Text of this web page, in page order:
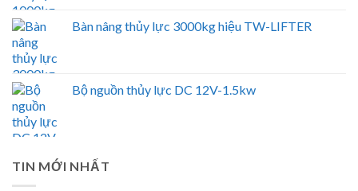
Bàn nâng thủy lực 3000kg hiệu TW-LIFTER
Bộ nguồn thủy lực DC 12V-1.5kw
TIN MỚI NHẤT